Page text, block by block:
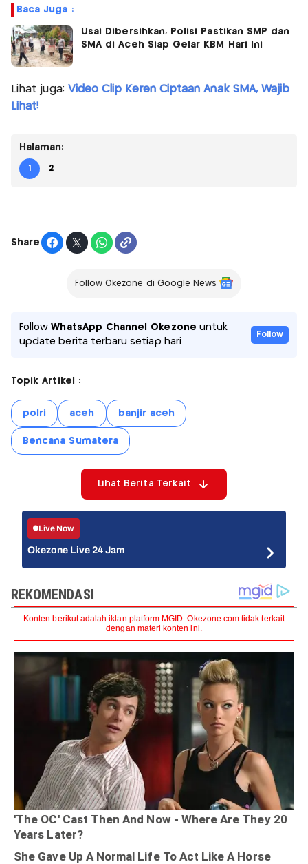
Baca Juga :
Usai Dibersihkan, Polisi Pastikan SMP dan
SMA di Aceh Siap Gelar KBM Hari Ini
Lihat juga: Video Clip Keren Ciptaan Anak SMA, Wajib
Lihat!
Halaman:
1 2
Share
Follow Okezone di Google News
FollowWhatsApp Channel Okezone untuk
update berita terbaru setiap hari
Follow
Topik Artikel :
polri aceh banjir aceh
Bencana Sumatera
Lihat Berita Terkait
Live Now
Okezone Live 24 Jam